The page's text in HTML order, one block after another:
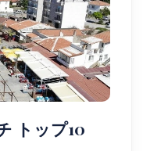
トップ10